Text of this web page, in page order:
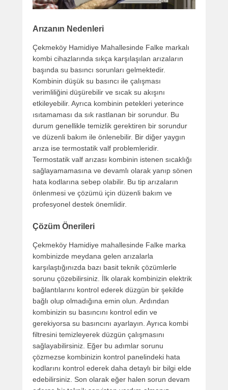
Arızanın Nedenleri
Çekmeköy Hamidiye Mahallesinde Falke markalı
kombi cihazlarında sıkça karşılaşılan arızaların
başında su basıncı sorunları gelmektedir.
Kombinin düşük su basıncı ile çalışması
verimliliğini düşürebilir ve sıcak su akışını
etkileyebilir. Ayrıca kombinin petekleri yeterince
ısıtamaması da sık rastlanan bir sorundur. Bu
durum genellikle temizlik gerektiren bir sorundur
ve düzenli bakım ile önlenebilir. Bir diğer yaygın
arıza ise termostatik valf problemleridir.
Termostatik valf arızası kombinin istenen sıcaklığı
sağlayamamasına ve devamlı olarak yanıp sönen
hata kodlarına sebep olabilir. Bu tip arızaların
önlenmesi ve çözümü için düzenli bakım ve
profesyonel destek önemlidir.
Çözüm Önerileri
Çekmeköy Hamidiye mahallesinde Falke marka
kombinizde meydana gelen arızalarla
karşılaştığınızda bazı basit teknik çözümlerle
sorunu çözebilirsiniz. İlk olarak kombinizin elektrik
bağlantılarını kontrol ederek düzgün bir şekilde
bağlı olup olmadığına emin olun. Ardından
kombinizin su basıncını kontrol edin ve
gerekiyorsa su basıncını ayarlayın. Ayrıca kombi
filtresini temizleyerek düzgün çalışmasını
sağlayabilirsiniz. Eğer bu adımlar sorunu
çözmezse kombinizin kontrol panelindeki hata
kodlarını kontrol ederek daha detaylı bir bilgi elde
edebilirsiniz. Son olarak eğer halen sorun devam